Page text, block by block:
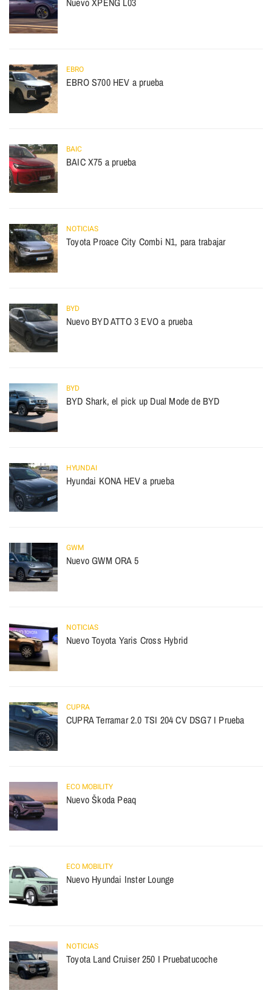
EBRO
EBRO S700 HEV a prueba
BAIC
BAIC X75 a prueba
NOTICIAS
Toyota Proace City Combi N1, para trabajar
BYD
Nuevo BYD ATTO 3 EVO a prueba
BYD
BYD Shark, el pick up Dual Mode de BYD
HYUNDAI
Hyundai KONA HEV a prueba
GWM
Nuevo GWM ORA 5
NOTICIAS
Nuevo Toyota Yaris Cross Hybrid
CUPRA
CUPRA Terramar 2.0 TSI 204 CV DSG7 I Prueba
ECO MOBILITY
Nuevo Škoda Peaq
ECO MOBILITY
Nuevo Hyundai Inster Lounge
NOTICIAS
Toyota Land Cruiser 250 I Pruebatucoche